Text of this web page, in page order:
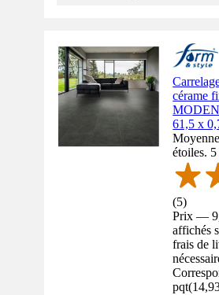
cérame
61,5 x
étoiles.
(5)
Prix —
affichés
frais de
pqt(